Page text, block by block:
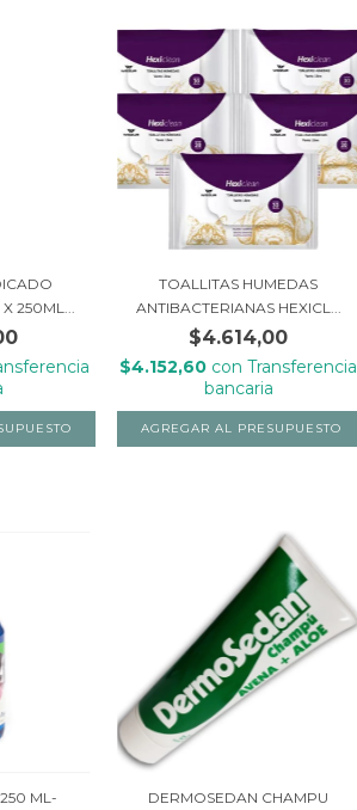
250ML...
TOALLITAS HUMEDAS
ANTIBACTERIANAS HEXICL...
$4.614,00
$4.152,60 con Transferencia
bancaria
ML-
DERMOSEDAN CHAMPU